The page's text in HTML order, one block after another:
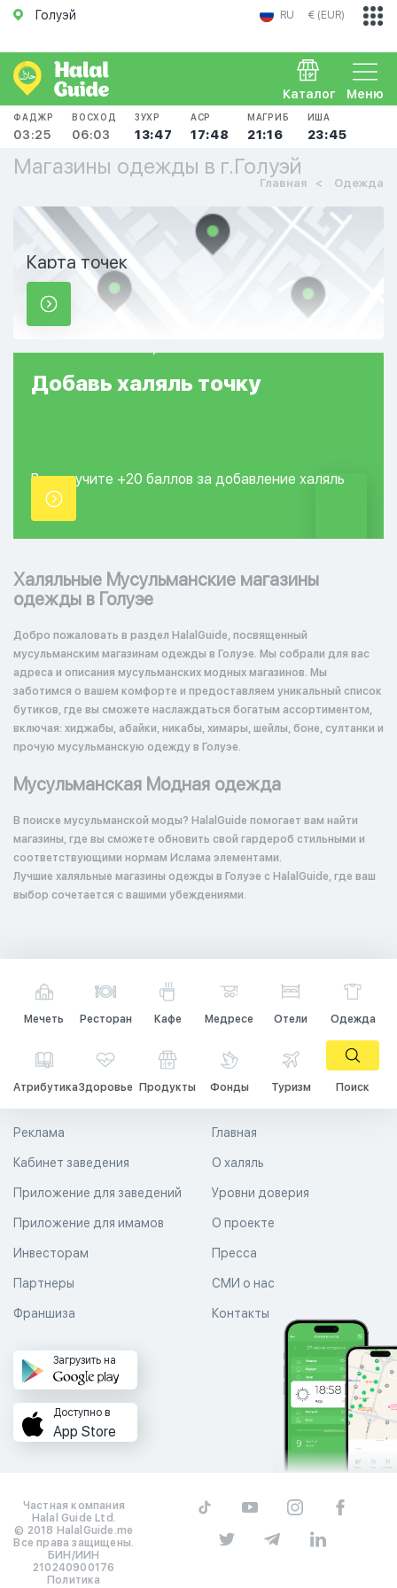
Голуэй RU € (EUR)
Меню
Каталог
ФАДЖР
03:25
ВОСХОД
06:03
ЗУХР
13:47
АСР
17:48
МАГРИБ
21:16
ИША
23:45
Магазины одежды в г.Голуэй
Главная Одежда
Карта точек
Добавь халяль точку
Вы получите +20 баллов за добавление халяль
точки.
Халяльные Мусульманские магазины
одежды в Голуэе
Добро пожаловать в раздел HalalGuide, посвященный
мусульманским магазинам одежды в Голуэе. Мы собрали для вас
адреса и описания мусульманских модных магазинов. Мы
заботимся о вашем комфорте и предоставляем уникальный список
бутиков, где вы сможете наслаждаться богатым ассортиментом,
включая: хиджабы, абайки, никабы, химары, шейлы, боне, султанки и
прочую мусульманскую одежду в Голуэе.
Мусульманская Модная одежда
В поиске мусульманской моды? HalalGuide помогает вам найти
магазины, где вы сможете обновить свой гардероб стильными и
соответствующими нормам Ислама элементами.
Лучшие халяльные магазины одежды в Голуэе с HalalGuide, где ваш
выбор сочетается с вашими убеждениями.
Мечеть Ресторан Кафе Медресе Отели Одежда
АтрибутикаЗдоровье Продукты Фонды Туризм Поиск
Главная
О халяль
Уровни доверия
Реклама
Кабинет заведения
Приложение для заведений
Приложение для имамов О проекте
Пресса
СМИ о нас
Контакты
Инвесторам
Партнеры
Франшиза
Загрузить на
Доступно в
App Store
Частная компания
Halal Guide Ltd.
© 2018 HalalGuide.me
Все права защищены.
БИН/ИИН
210240900176
Политика